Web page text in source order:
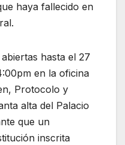
haya fallecido en
hasta el 27
en la oficina
Protocolo y
alta del Palacio
que un
inscrita